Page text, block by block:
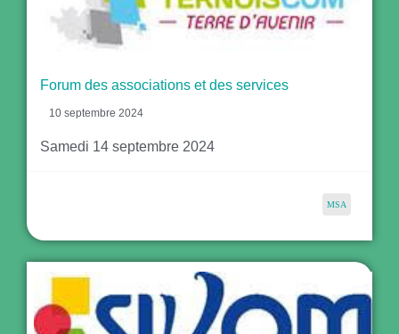
Forum des associations et des services
10 septembre 2024
Samedi 14 septembre 2024
MSA